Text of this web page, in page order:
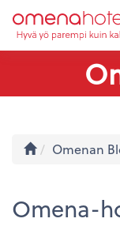
HomeOmenan
Omena-